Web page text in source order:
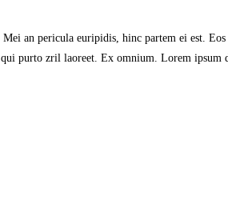
an pericula euripidis, hinc partem ei est.
purto zril laoreet. Ex omnium. Lorem